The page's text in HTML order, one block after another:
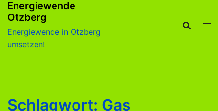
Zum
Inhalt
springen
Energiewende
Otzberg
Energiewende in Otzberg
umsetzen!
Schlagwort: Gas